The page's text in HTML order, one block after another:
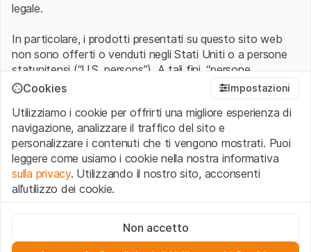
legale.
In particolare, i prodotti presentati su questo sito web
non sono offerti o venduti negli Stati Uniti o a persone
statunitensi (“U.S. persons”). A tali fini, “persone
statunitensi” vanno intese nel significato ad esse ascritto
1933 che include le persone residenti negli Stati Uniti
d’America, le società per azioni e le altre forme societarie
americane.
Condizioni di utilizzo e informazioni legali
Con l’accesso al sito web (di seguito, il “Sito”) si dichiara
avvertenze importanti e le condizioni di utilizzo ivi rese
Cookies Impostazioni
Utilizziamo i cookie per offrirti una migliore esperienza di
navigazione, analizzare il traffico del sito e
personalizzare i contenuti che ti vengono mostrati. Puoi
leggere come usiamo i cookie nella nostra informativa
sulla privacy. Utilizzando il nostro sito, acconsenti
all’utilizzo dei cookie.
Questi cookie sono necessari per il funzionamento del sito
web e non possono essere disattivati.
Non accetto